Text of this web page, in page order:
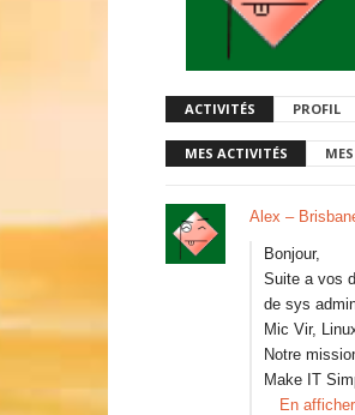
ACTIVITÉS PROFIL
MES ACTIVITÉS
Alex –
Bonjour,
Suite a vos
de sys
Mic Vir,
Notre
Make IT
En